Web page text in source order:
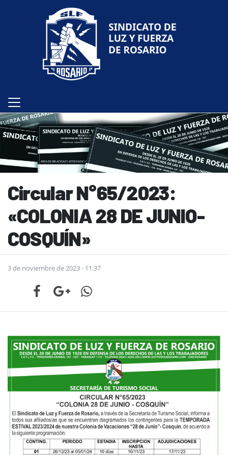
Circular N°65/2023:
«COLONIA 28 DE JUNIO-
COSQUÍN»
3 de noviembre de 2023 - 11:37